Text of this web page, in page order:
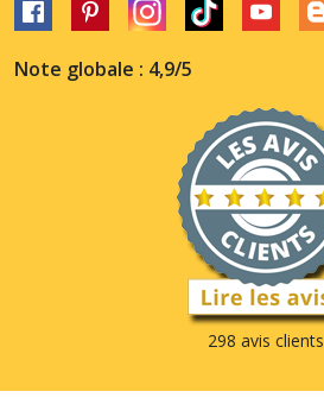
Note globale : 4,9/5
298 avis clients